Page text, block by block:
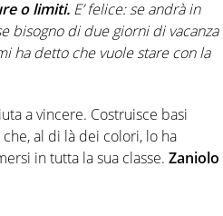
o limiti. E’ felice: se andrà in
bisogno di due giorni di vacanza
ha detto che vuole stare con la
a vincere. Costruisce basi
al di là dei colori, lo ha
in tutta la sua classe. Zaniolo